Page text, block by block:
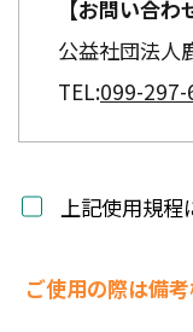
【お問い合わ
公益社団法人
TEL:099-297-
上記使用規程
ご使用の際は備